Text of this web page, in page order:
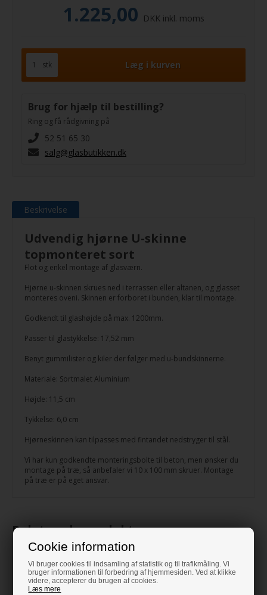
Cookie information
Vi bruger cookies til indsamling af statistik og til trafikmåling. Vi
bruger informationen til forbedring af hjemmesiden. Ved at klikke
videre, accepterer du brugen af cookies.
Læs mere
1.225,00 DKK inkl. moms
stk
Brug for hjælp til bestilling?
Ring og få rådgivning på
52 51 65 30
salg@glasbutikken.dk
Beskrivelse
Udvendig hjørne U-skinne
topmonteret sort
Flot og enkel montage af glasværn.
Hjørne u-skinnen skrues ned i terrassen eller altanen, og glasset
monteres oveni. Skinnen er forboret i bunden, klar til montage.
Godkendt til glashøjde på max. 1200mm.
Passer til glastykkelse: 17,52 mm
Benyt gummilister og kiler der følger med u-bundskinnerne.
Materiale: Sortmalet Aluminium
Højde: 11,5 cm
Tykkelse: 6,0 cm
Hjørneskinnen kan tilpasses med fintandet nedstryger til stål.
Vi har kun godkendte monteringsbolte til beton, men ønsker du
montage på træ, så anbefaler vi 10 x 100 mm skruer. Montage
på træ er på eget ansvar.
Relaterede produkter